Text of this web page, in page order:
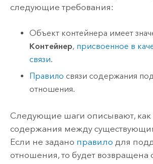
следующие требования:
Объект контейнера имеет
Контейнер, присвоенное в
связи.
Правило связи содержания
отношения.
Следующие шаги описывают, как
содержания между
Если не задано правило для
отношения, то будет возвращена